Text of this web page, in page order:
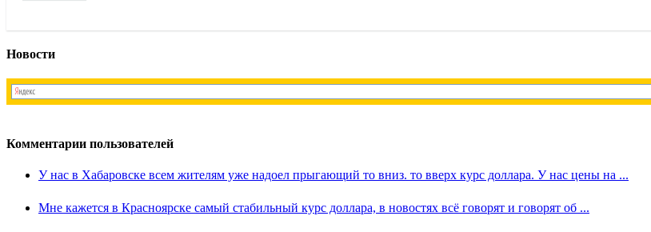
Новости
Комментарии пользователей
У нас в Хабаровске всем жителям уже надоел прыгающий то вниз. то вверх курс доллара. У нас цены на ...
Мне кажется в Красноярске самый стабильный курс доллара, в новостях всё говорят и говорят об ...